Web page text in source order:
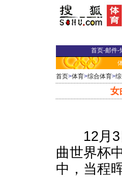
首页-邮件-
首页>体育>综合体育>
女
12月3
曲世界杯
中，当程